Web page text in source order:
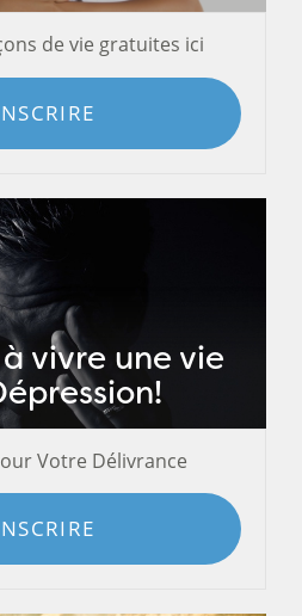
de vie gratuites ici
vivre une vie
Votre Délivrance